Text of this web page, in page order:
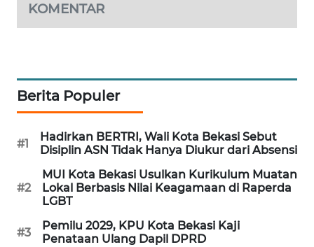
KOMENTAR
Berita Populer
#1
Hadirkan BERTRI, Wali Kota Bekasi Sebut
Disiplin ASN Tidak Hanya Diukur dari Absensi
#2
MUI Kota Bekasi Usulkan Kurikulum Muatan
Lokal Berbasis Nilai Keagamaan di Raperda
LGBT
#3
Pemilu 2029, KPU Kota Bekasi Kaji
Penataan Ulang Dapil DPRD
FISUELRI
ENERGI
NEWS
CILEUNGSI
NEWS
BERKAT
NEWS
BERAMPU